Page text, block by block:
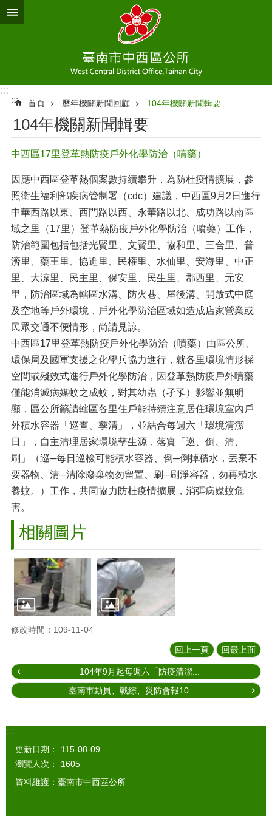
跳到主要內容區塊
:::
:::
首頁 歷年機關新聞回顧 104年機關新聞輯要
104年機關新聞輯要
中西區17里登革熱防疫戶外化學防治（噴藥）
因應中西區登革熱個案數持續攀升，為防杜疫情擴展，參
照衛生福利部疾病管制署（cdc）建議，中西區9月2日進行
中華西路以東、西門路以西、永華路以北、成功路以南區
域之里（17里）登革熱防疫戶外化學防治（噴藥）工作，
防治範圍包括包括光賢里、文賢里、協和里、三合里、普
濟里、藥王里、協進里、民權里、水仙里、安海里、中正
里、大涼里、民主里、保安里、民生里、郡西里、元安
里，防治區域為轄區水溝、防火巷、屋後溝、開放式中庭
及空地等戶外環境，戶外化學防治區域如造成店家營業或
民眾交通不便情形，尚請見諒。
中西區17里登革熱防疫戶外化學防治（噴藥）由區公所、
環保局及國軍支援之化學兵協力進行，就各里環境情形採
空間或殘效式進行戶外化學防治，因登革熱防疫戶外噴藥
僅能消滅病媒蚊之成蚊，對其幼蟲（孑孓）影響並無明
顯，區公所籲請轄區各里住戶能持續注意居住環境室內戶
外積水容器「巡查、孳清」，並結合每週六「環境清潔
日」，自主清理居家環境孳生源，落實「巡、倒、清、
刷」（巡─每日巡檢可能積水容器、倒─倒掉積水，丟棄不
要器物、清─清除廢棄物勿留置、刷─刷淨容器，勿再積水
養蚊。）工作，共同協力防杜疫情擴展，消弭病媒蚊危
害。
相關圖片
修改時間：109-11-04
回上一頁 回最上面
104年9月起每週六「防疫清潔...
臺南市動員、戰綜、災防會報10...
:::
更新日期：
115-08-09
瀏覽人次：
1605
資料維護：臺南市中西區公所